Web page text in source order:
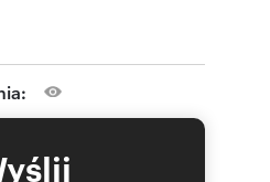
po prawej i lewej
dwóch
potencjał
hotelarską, dom
firmy, klinikę, szkołę,